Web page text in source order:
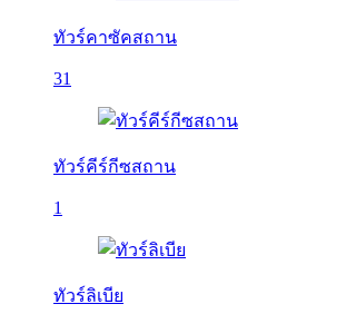
ทัวร์คาซัคสถาน
31
ทัวร์คีร์กีซสถาน
1
ทัวร์ลิเบีย